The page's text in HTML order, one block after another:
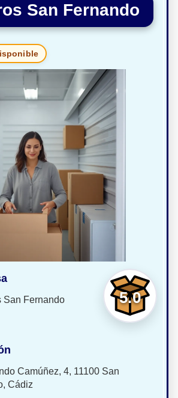
San Fernando
5.0
San Fernando
Camúñez, 4, 11100 San
Cádiz